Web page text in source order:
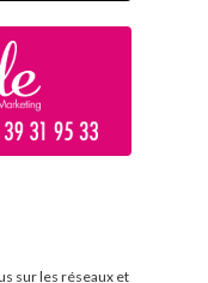
sur les réseaux et